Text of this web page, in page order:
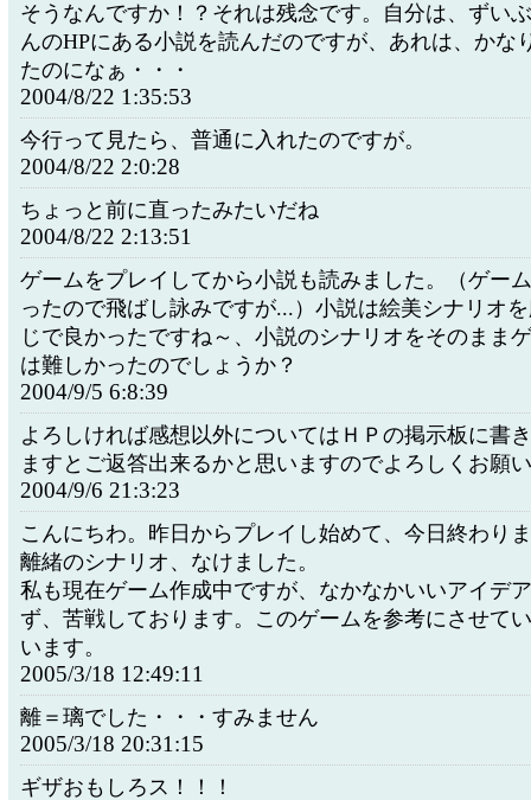
そうなんですか！？それは残念です。自分は、ずい
んのHPにある小説を読んだのですが、あれは、かな
たのになぁ・・・
2004/8/22 1:35:53
今行って見たら、普通に入れたのですが。
2004/8/22 2:0:28
ちょっと前に直ったみたいだね
2004/8/22 2:13:51
ゲームをプレイしてから小説も読みました。（ゲー
ったので飛ばし詠みですが...）小説は絵美シナリオ
じで良かったですね～、小説のシナリオをそのまま
は難しかったのでしょうか？
2004/9/5 6:8:39
よろしければ感想以外についてはＨＰの掲示板に書
ますとご返答出来るかと思いますのでよろしくお願
2004/9/6 21:3:23
こんにちわ。昨日からプレイし始めて、今日終わり
離緒のシナリオ、なけました。
私も現在ゲーム作成中ですが、なかなかいいアイデ
ず、苦戦しております。このゲームを参考にさせて
います。
2005/3/18 12:49:11
離＝璃でした・・・すみません
2005/3/18 20:31:15
ギザおもしろス！！！